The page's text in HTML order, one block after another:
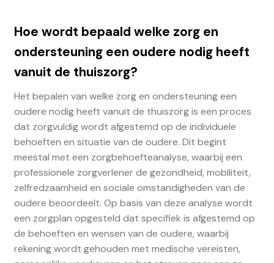
Hoe wordt bepaald welke zorg en
ondersteuning een oudere nodig heeft
vanuit de thuiszorg?
Het bepalen van welke zorg en ondersteuning een
oudere nodig heeft vanuit de thuiszorg is een proces
dat zorgvuldig wordt afgestemd op de individuele
behoeften en situatie van de oudere. Dit begint
meestal met een zorgbehoefteanalyse, waarbij een
professionele zorgverlener de gezondheid, mobiliteit,
zelfredzaamheid en sociale omstandigheden van de
oudere beoordeelt. Op basis van deze analyse wordt
een zorgplan opgesteld dat specifiek is afgestemd op
de behoeften en wensen van de oudere, waarbij
rekening wordt gehouden met medische vereisten,